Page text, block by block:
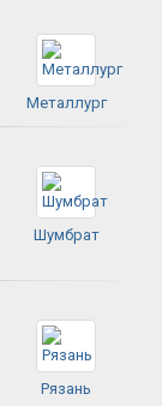
Металлург
Шумбрат
Рязань